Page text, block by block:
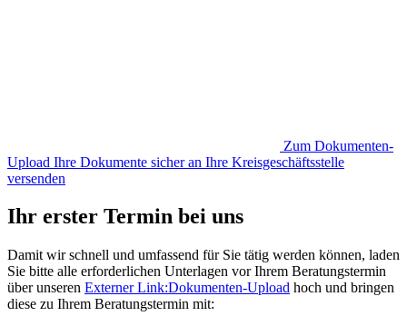
Zum Dokumenten-
Upload Ihre Dokumente sicher an Ihre Kreisgeschäftsstelle
versenden
Ihr erster Termin bei uns
Damit wir schnell und umfassend für Sie tätig werden können, laden
Sie bitte alle erforderlichen Unterlagen vor Ihrem Beratungstermin
über unseren Externer Link:Dokumenten-Upload hoch und bringen
diese zu Ihrem Beratungstermin mit: